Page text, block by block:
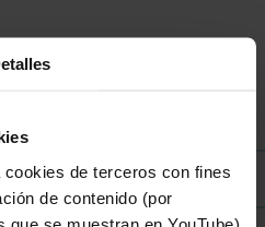
de terceros con fines
de contenido (por
que se muestran en YouTube)